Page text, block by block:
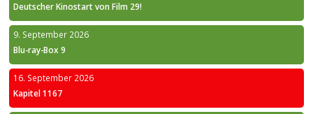
Deutscher Kinostart von Film 29!
9. September 2026
Blu-ray-Box 9
16. September 2026
Kapitel 1167